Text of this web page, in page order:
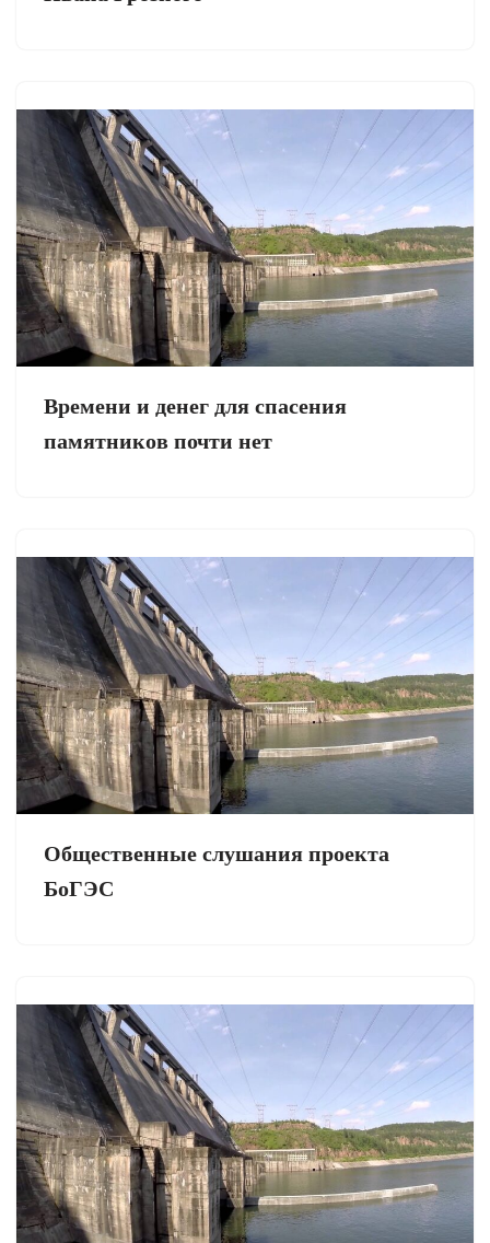
Времени и денег для спасения
памятников почти нет
Общественные слушания проекта
БоГЭС